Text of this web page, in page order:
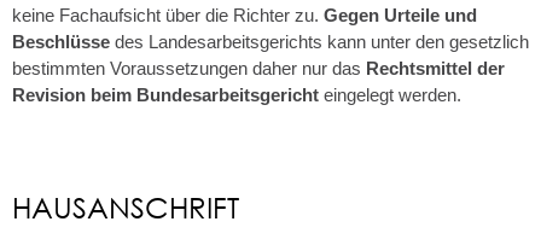
keine Fachaufsicht über die Richter zu. Gegen Urteile und
Beschlüsse des Landesarbeitsgerichts kann unter den gesetzlich
bestimmten Voraussetzungen daher nur das Rechtsmittel der
Revision beim Bundesarbeitsgericht eingelegt werden.
HAUSANSCHRIFT